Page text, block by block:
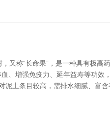
又称“长命果”，是一种具有极高
、增强免疫力、延年益寿等功效
土条目较高，需排水细腻、富